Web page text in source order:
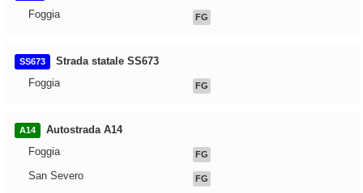
Foggia
FG
SS673
Strada statale SS673
Foggia
FG
A14
Autostrada A14
Foggia
FG
San Severo FG